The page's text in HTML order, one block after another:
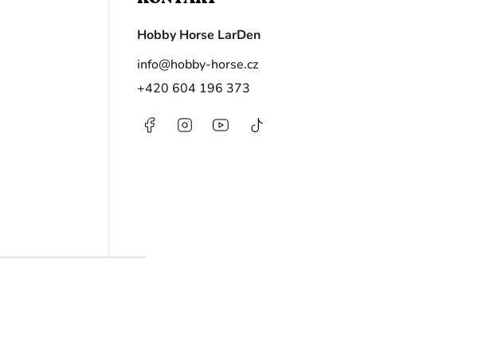
Hobby Horse LarDen
info@hobby-horse.cz
+420 604 196 373
FacebookInstagramhttps://www.youtube.com/